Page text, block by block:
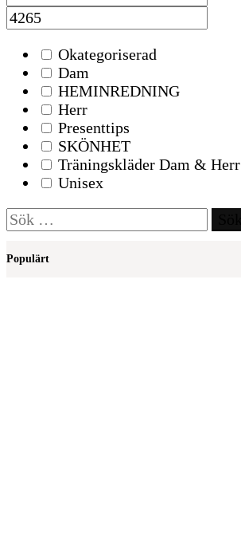
Okategoriserad
Dam
HEMINREDNING
Herr
Presenttips
SKÖNHET
Träningskläder Dam & Herr
Unisex
Sök
efter:
Populärt